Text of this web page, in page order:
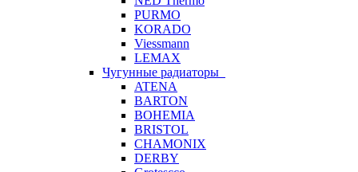
PURMO
KORADO
Viessmann
LEMAX
Чугунные радиаторы
ATENA
BARTON
BOHEMIA
BRISTOL
CHAMONIX
DERBY